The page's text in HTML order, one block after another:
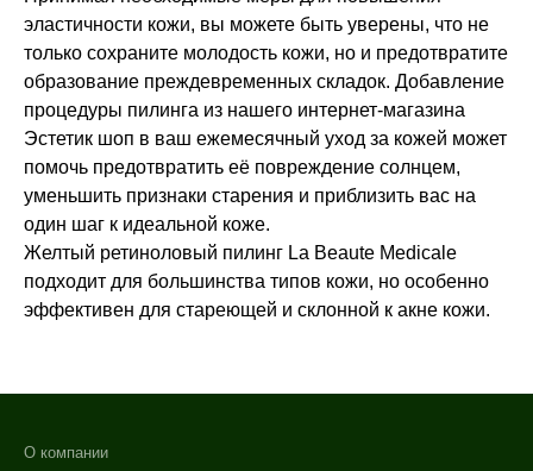
эластичности кожи, вы можете быть уверены, что не
только сохраните молодость кожи, но и предотвратите
образование преждевременных складок. Добавление
процедуры пилинга из нашего интернет-магазина
Эстетик шоп в ваш ежемесячный уход за кожей может
помочь предотвратить её повреждение солнцем,
уменьшить признаки старения и приблизить вас на
один шаг к идеальной коже.
Желтый ретиноловый пилинг La Beaute Medicale
подходит для большинства типов кожи, но особенно
эффективен для стареющей и склонной к акне кожи.
О компании